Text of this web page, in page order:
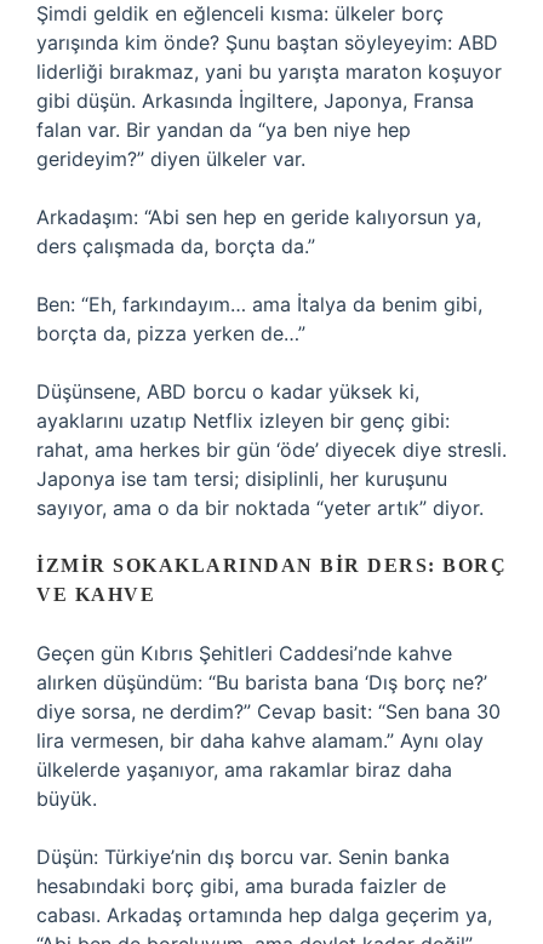
Şimdi geldik en eğlenceli kısma: ülkeler borç
yarışında kim önde? Şunu baştan söyleyeyim: ABD
liderliği bırakmaz, yani bu yarışta maraton koşuyor
gibi düşün. Arkasında İngiltere, Japonya, Fransa
falan var. Bir yandan da “ya ben niye hep
gerideyim?” diyen ülkeler var.
Arkadaşım: “Abi sen hep en geride kalıyorsun ya,
ders çalışmada da, borçta da.”
Ben: “Eh, farkındayım… ama İtalya da benim gibi,
borçta da, pizza yerken de…”
Düşünsene, ABD borcu o kadar yüksek ki,
ayaklarını uzatıp Netflix izleyen bir genç gibi:
rahat, ama herkes bir gün ‘öde’ diyecek diye stresli.
Japonya ise tam tersi; disiplinli, her kuruşunu
sayıyor, ama o da bir noktada “yeter artık” diyor.
İZMIR SOKAKLARINDAN BIR DERS: BORÇ
VE KAHVE
Geçen gün Kıbrıs Şehitleri Caddesi’nde kahve
alırken düşündüm: “Bu barista bana ‘Dış borç ne?’
diye sorsa, ne derdim?” Cevap basit: “Sen bana 30
lira vermesen, bir daha kahve alamam.” Aynı olay
ülkelerde yaşanıyor, ama rakamlar biraz daha
büyük.
Düşün: Türkiye’nin dış borcu var. Senin banka
hesabındaki borç gibi, ama burada faizler de
cabası. Arkadaş ortamında hep dalga geçerim ya,